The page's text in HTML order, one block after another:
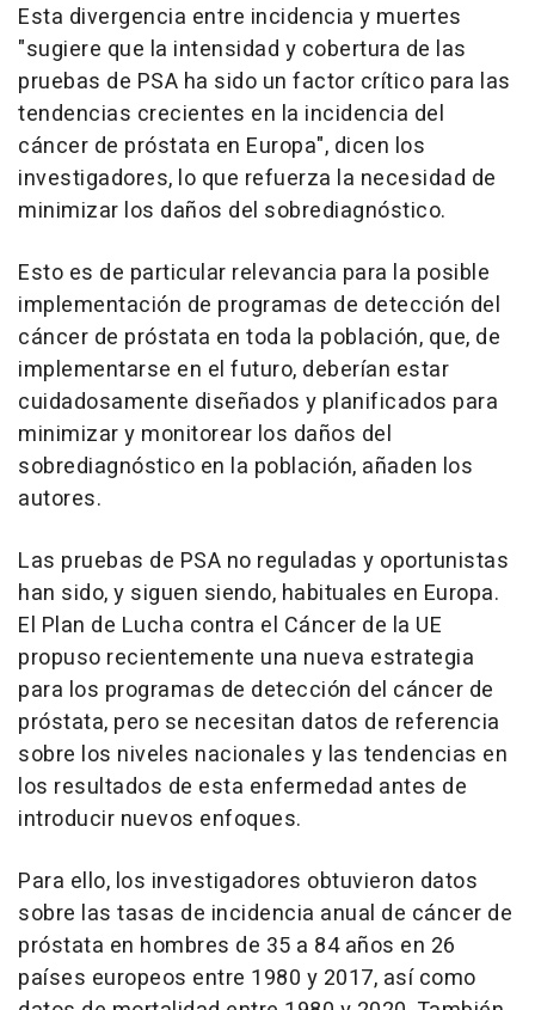
Esta divergencia entre incidencia y muertes
"sugiere que la intensidad y cobertura de las
pruebas de PSA ha sido un factor crítico para las
tendencias crecientes en la incidencia del
cáncer de próstata en Europa", dicen los
investigadores, lo que refuerza la necesidad de
minimizar los daños del sobrediagnóstico.
Esto es de particular relevancia para la posible
implementación de programas de detección del
cáncer de próstata en toda la población, que, de
implementarse en el futuro, deberían estar
cuidadosamente diseñados y planificados para
minimizar y monitorear los daños del
sobrediagnóstico en la población, añaden los
autores.
Las pruebas de PSA no reguladas y oportunistas
han sido, y siguen siendo, habituales en Europa.
El Plan de Lucha contra el Cáncer de la UE
propuso recientemente una nueva estrategia
para los programas de detección del cáncer de
próstata, pero se necesitan datos de referencia
sobre los niveles nacionales y las tendencias en
los resultados de esta enfermedad antes de
introducir nuevos enfoques.
Para ello, los investigadores obtuvieron datos
sobre las tasas de incidencia anual de cáncer de
próstata en hombres de 35 a 84 años en 26
países europeos entre 1980 y 2017, así como